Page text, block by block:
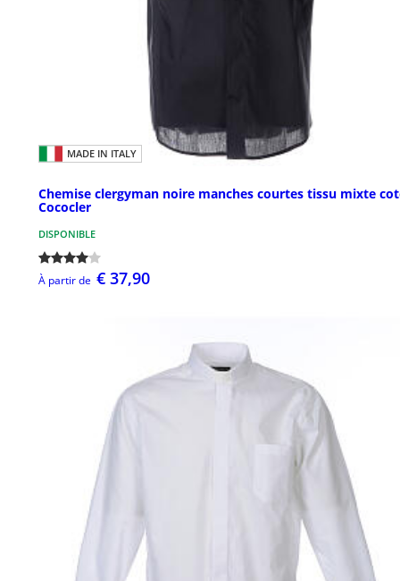
MADE IN ITALY
Chemise clergyman noire manches courtes tissu mixte
Cococler
DISPONIBLE
À partir de € 37,90